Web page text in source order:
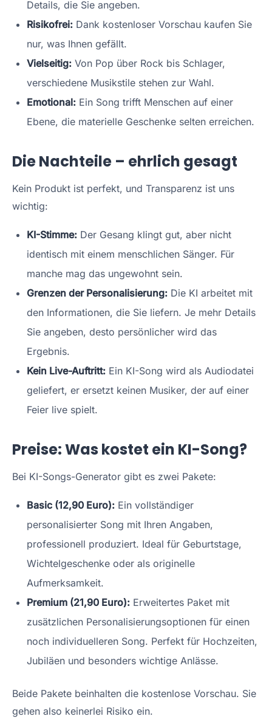
Details, die Sie angeben.
Risikofrei: Dank kostenloser Vorschau kaufen Sie
nur, was Ihnen gefällt.
Vielseitig: Von Pop über Rock bis Schlager,
verschiedene Musikstile stehen zur Wahl.
Emotional: Ein Song trifft Menschen auf einer
Ebene, die materielle Geschenke selten erreichen.
Die Nachteile – ehrlich gesagt
Kein Produkt ist perfekt, und Transparenz ist uns
wichtig:
KI-Stimme: Der Gesang klingt gut, aber nicht
identisch mit einem menschlichen Sänger. Für
manche mag das ungewohnt sein.
Grenzen der Personalisierung: Die KI arbeitet mit
den Informationen, die Sie liefern. Je mehr Details
Sie angeben, desto persönlicher wird das
Ergebnis.
Kein Live-Auftritt: Ein KI-Song wird als Audiodatei
geliefert, er ersetzt keinen Musiker, der auf einer
Feier live spielt.
Preise: Was kostet ein KI-Song?
Bei KI-Songs-Generator gibt es zwei Pakete:
Basic (12,90 Euro): Ein vollständiger
personalisierter Song mit Ihren Angaben,
professionell produziert. Ideal für Geburtstage,
Wichtelgeschenke oder als originelle
Aufmerksamkeit.
Premium (21,90 Euro): Erweitertes Paket mit
zusätzlichen Personalisierungsoptionen für einen
noch individuelleren Song. Perfekt für Hochzeiten,
Jubiläen und besonders wichtige Anlässe.
Beide Pakete beinhalten die kostenlose Vorschau. Sie
gehen also keinerlei Risiko ein.